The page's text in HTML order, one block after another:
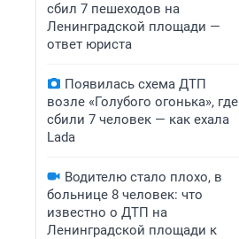
сбил 7 пешеходов на
Ленинградской площади —
ответ юриста
Появилась схема ДТП
возле «Голубого огонька», где
сбили 7 человек — как ехала
Lada
Водителю стало плохо, в
больнице 8 человек: что
известно о ДТП на
Ленинградской площади к